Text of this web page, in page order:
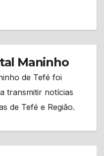
Maninho
de Tefé foi
transmitir notícias
de Tefé e Região.